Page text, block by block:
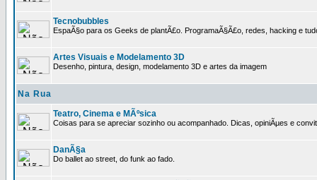
Tecnobubbles
EspaÃ§o para os Geeks de plantÃ£o. ProgramaÃ§Ã£o, redes, hacking e
Artes Visuais e Modelamento 3D
Desenho, pintura, design, modelamento 3D e artes da imagem
Na Rua
Teatro, Cinema e MÃºsica
Coisas para se apreciar sozinho ou acompanhado. Dicas, opiniÃµes e
DanÃ§a
Do ballet ao street, do funk ao fado.